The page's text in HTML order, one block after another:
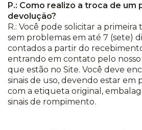
P.: Como realizo a troca de um
devolução?
R.: Você pode solicitar a
sem problemas em até 7 (sete)
contados a partir do
entrando em contato pelo
que estão no Site. Você deve
sinais de uso, devendo estar em
com a etiqueta original,
sinais de rompimento.